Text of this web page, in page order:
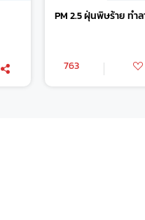
PM 2.5 ฝุ่นพิษร้าย ทำ
763